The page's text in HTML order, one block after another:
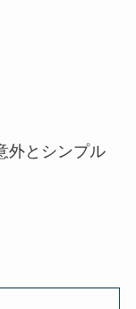
外とシンプル